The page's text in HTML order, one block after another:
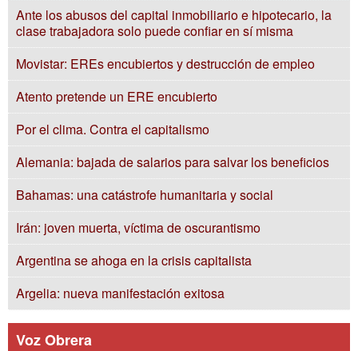
Ante los abusos del capital inmobiliario e hipotecario, la
clase trabajadora solo puede confiar en sí misma
Movistar: EREs encubiertos y destrucción de empleo
Atento pretende un ERE encubierto
Por el clima. Contra el capitalismo
Alemania: bajada de salarios para salvar los beneficios
Bahamas: una catástrofe humanitaria y social
Irán: joven muerta, víctima de oscurantismo
Argentina se ahoga en la crisis capitalista
Argelia: nueva manifestación exitosa
Voz Obrera